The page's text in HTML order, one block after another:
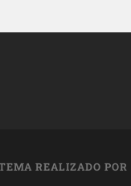
REALIZADO POR